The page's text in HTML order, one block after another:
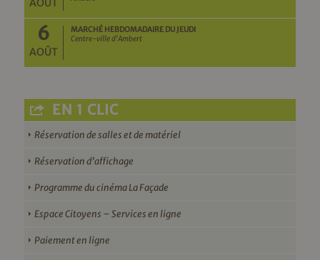
AOÛT
6
AOÛT
MARCHÉ HEBDOMADAIRE DU JEUDI
Centre-ville d'Ambert
EN 1 CLIC
Réservation de salles et de matériel
Réservation d’affichage
Programme du cinéma La Façade
Espace Citoyens – Services en ligne
Paiement en ligne